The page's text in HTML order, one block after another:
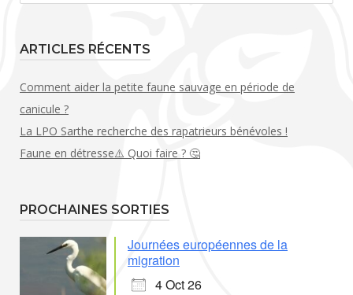
ARTICLES RÉCENTS
Comment aider la petite faune sauvage en période de
canicule ?
La LPO Sarthe recherche des rapatrieurs bénévoles !
Faune en détresse⚠️ Quoi faire ? 🤔
PROCHAINES SORTIES
Journées européennes de la
migration
4 Oct 26